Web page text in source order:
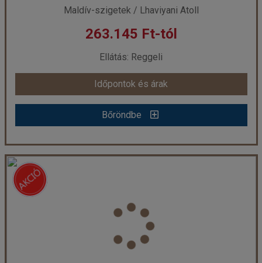
Maldív-szigetek / Lhaviyani Atoll
263.145 Ft-tól
Ellátás: Reggeli
Időpontok és árak
Bőröndbe
Maldív-szigetek - Kuredu Island Resort and Spa Maldives **** - Lhaviyani Atoll (Egyéni) ****
Lhaviyani Atoll
Utazás módja:
Egyénileg
Reggeli
Szálláskategória:Hotel ****
Garden bungalow, 2 felnőtt